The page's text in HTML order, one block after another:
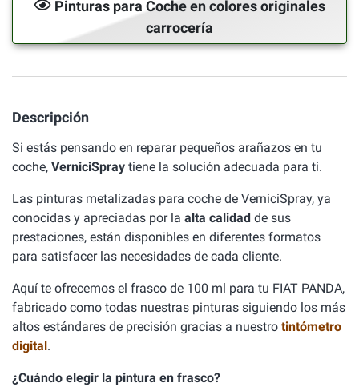
Pinturas para Coche en colores originales
carrocería
Descripción
Si estás pensando en reparar pequeños arañazos en tu
coche, VerniciSpray tiene la solución adecuada para ti.
Las pinturas metalizadas para coche de VerniciSpray, ya
conocidas y apreciadas por la alta calidad de sus
prestaciones, están disponibles en diferentes formatos
para satisfacer las necesidades de cada cliente.
Aquí te ofrecemos el frasco de 100 ml para tu FIAT PANDA,
fabricado como todas nuestras pinturas siguiendo los más
altos estándares de precisión gracias a nuestro tintómetro
digital.
¿Cuándo elegir la pintura en frasco?